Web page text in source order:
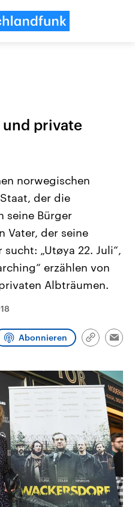
aus
USA
Aktuelle Beiträge,
Hintergründe
Wirtschaftlich und
gehören die Vereinigten
den mächtigsten Ländern
mit großem Einfluss auf
aktuelle Weltgeschehen.
private
norwegischen
der die
seine Bürger
Vater, der seine
„Utøya 22. Juli“,
erzählen von
Albträumen.
Abonnieren
Link